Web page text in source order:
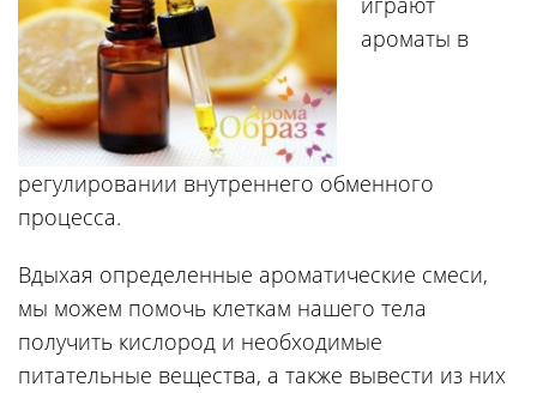
ароматы в
регулировании внутреннего обменного
процесса.
Вдыхая определенные ароматические смеси,
мы можем помочь клеткам нашего тела
получить кислород и необходимые
питательные вещества, а также вывести из них